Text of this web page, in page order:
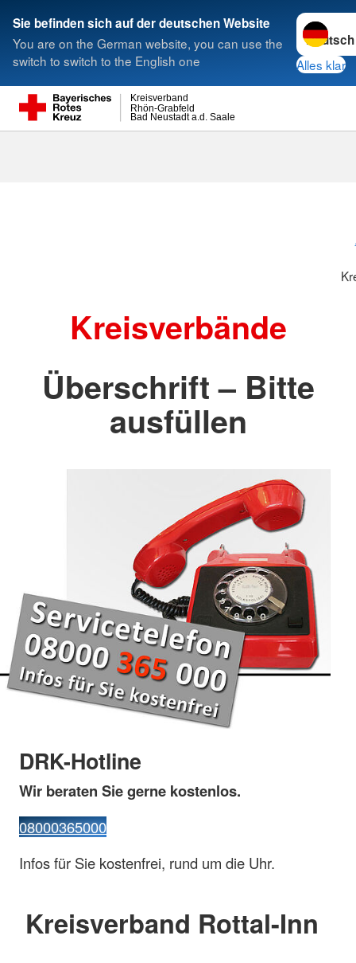
Sie befinden sich auf der deutschen Website
You are on the German website, you can use the
switch to switch to the English one
Sprache
Alles klar
Bad Neustadt a.d. Saale
Rhön-Grabfeld
Kreisverband
Suche
Kreisverbände
Überschrift – Bitte
ausfüllen
DRK-Hotline
Wir beraten Sie gerne kostenlos.
08000365000
Infos für Sie kostenfrei, rund um die Uhr.
Kreisverband Rottal-Inn